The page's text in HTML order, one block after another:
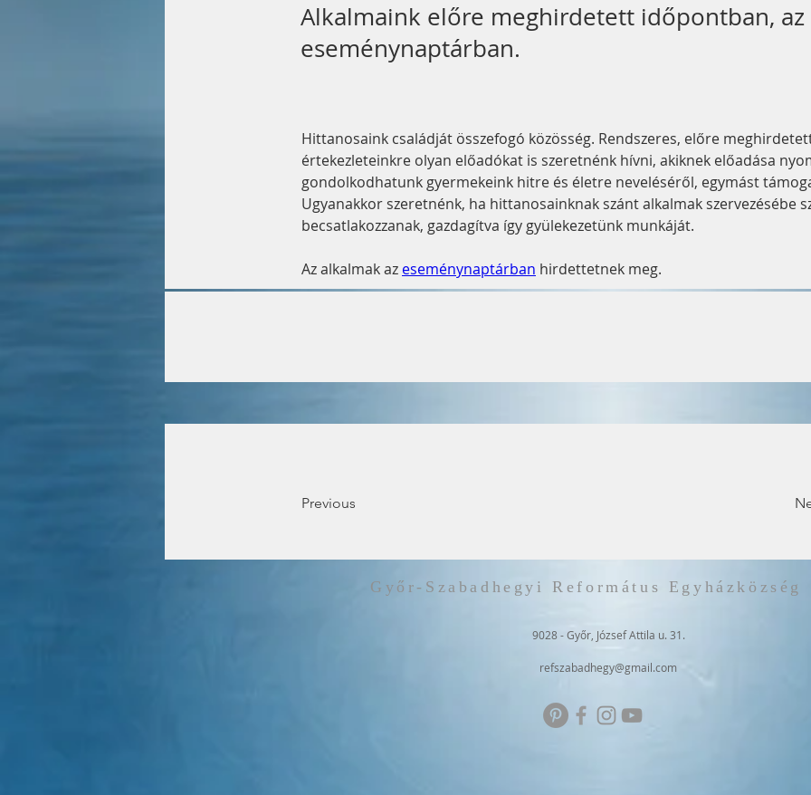
Alkalmaink előre meghirdetett időpontban, az
eseménynaptárban.
Hittanosaink családját összefogó közösség. Rendszeres, előre
értekezleteinkre olyan előadókat is szeretnénk hívni, akiknek előadása
gondolkodhatunk gyermekeink hitre és életre neveléséről, egymást
Ugyanakkor szeretnénk, ha hittanosainknak szánt alkalmak szervezésébe
becsatlakozzanak, gazdagítva így gyülekezetünk munkáját.
Az alkalmak az eseménynaptárban hirdettetnek meg.
Previous
Győr-Szabadhegyi Református Egyházközség
9028 - Győr, József Attila u. 31.
refszabadhegy@gmail.com